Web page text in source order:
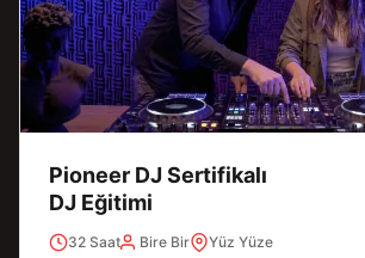
Pioneer DJ Sertifikalı
DJ Eğitimi
32 Saat Bire Bir Yüz Yüze